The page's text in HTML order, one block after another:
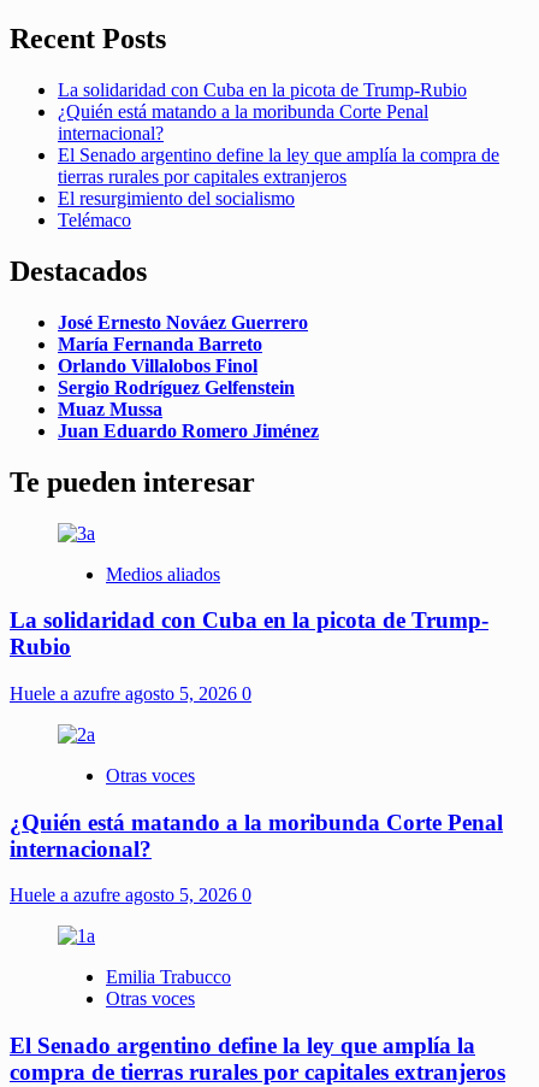
Recent Posts
La solidaridad con Cuba en la picota de Trump-Rubio
¿Quién está matando a la moribunda Corte Penal
internacional?
El Senado argentino define la ley que amplía la compra de
tierras rurales por capitales extranjeros
El resurgimiento del socialismo
Telémaco
Destacados
José Ernesto Nováez Guerrero
María Fernanda Barreto
Orlando Villalobos Finol
Sergio Rodríguez Gelfenstein
Muaz Mussa
Juan Eduardo Romero Jiménez
Te pueden interesar
Medios aliados
La solidaridad con Cuba en la picota de Trump-
Rubio
Huele a azufre agosto 5, 2026 0
Otras voces
¿Quién está matando a la moribunda Corte Penal
internacional?
Huele a azufre agosto 5, 2026 0
Emilia Trabucco
Otras voces
El Senado argentino define la ley que amplía la
compra de tierras rurales por capitales extranjeros